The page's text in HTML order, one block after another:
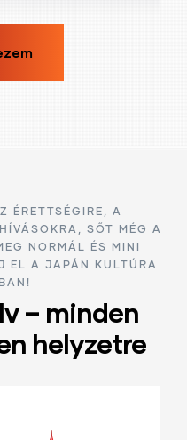
ÉRETTSÉGIRE, A
SŐT MÉG A
NORMÁL ÉS MINI
EL A JAPÁN KULTÚRA
– minden
helyzetre